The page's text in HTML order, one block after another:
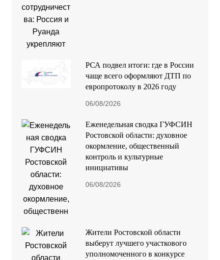
РСА подвел итоги: где в России
чаще всего оформляют ДТП по
европротоколу в 2026 году
06/08/2026
Еженедельная сводка ГУФСИН
Ростовской области: духовное
окормление, общественный
контроль и культурные
инициативы
06/08/2026
Жители Ростовской области
выберут лучшего участкового
уполномоченного в конкурсе